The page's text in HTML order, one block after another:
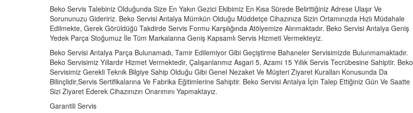
Beko Servis Talebiniz Olduğunda Size En Yakın Gezici Ekibimiz En Kısa Sürede Belirttiğiniz Adrese Ulaşır Ve
Sorununuzu Gideririz. Beko Servisi Antalya Mümkün Olduğu Müddetçe Cihazınıza Sizin Ortamınızda Hızlı Müdahale
Edilmekte, Gerek Görüldüğü Takdirde Servis Formu Karşılığında Atölyemize Alınmaktadır. Beko Servisi Antalya Geniş
Yedek Parça Stoğumuz İle Tüm Markalarına Geniş Kapsamlı Servis Hizmeti Vermekteyiz.
Beko Servisi Antalya Parça Bulunamadı, Tamir Edilemiyor Gibi Geçiştirme Bahaneler Servisimizde Bulunmamaktadır.
Beko Servisimiz Yıllardır Hizmet Vermektedir, Çalışanlarımız Asgari 5, Azami 15 Yıllık Servis Tecrübesine Sahiptir. Beko
Servisimiz Gerekli Teknik Bilgiye Sahip Olduğu Gibi Genel Nezaket Ve Müşteri Ziyaret Kuralları Konusunda Da
Bilinçlidir,Servis Sertifikalarına Ve Fabrika Eğitimlerine Sahiptir. Beko Servisi Antalya İçin Talep Ettiğiniz Gün Ve Saatte
Sizi Ziyaret Ederek Cihazınızın Onarımını Yapmaktayız.
Garantili Servis